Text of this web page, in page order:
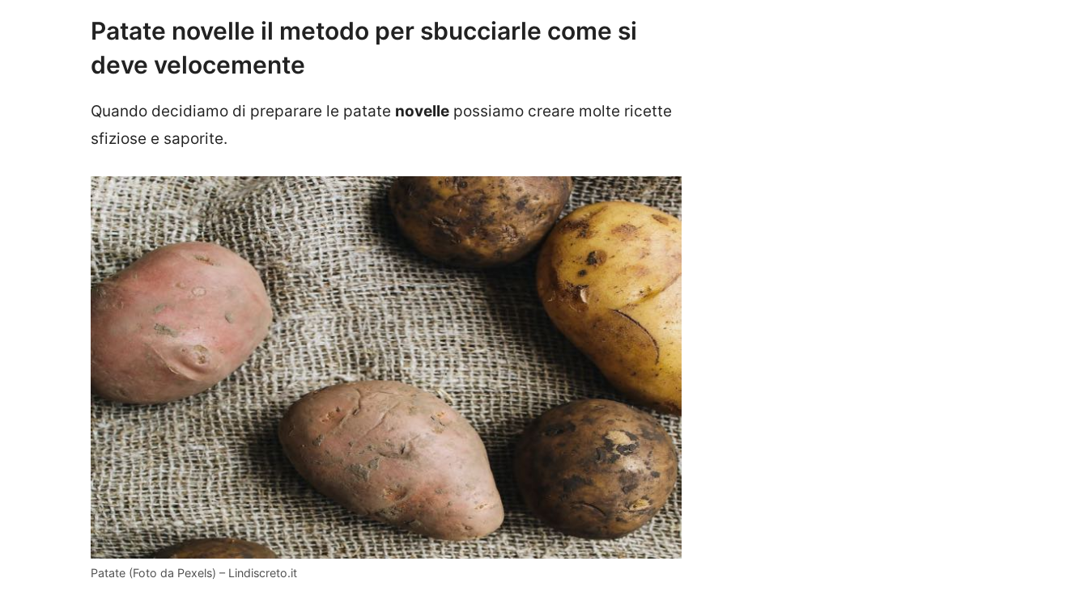
Patate novelle il metodo per sbucciarle come si
deve velocemente
Quando decidiamo di preparare le patate novelle possiamo creare molte ricette
sfiziose e saporite.
Patate (Foto da Pexels) – Lindiscreto.it